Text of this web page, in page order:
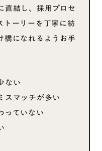
結し、採用プロセ
トーリーを丁寧に紡
橋になれるようお手
ない
スマッチが多い
っていない